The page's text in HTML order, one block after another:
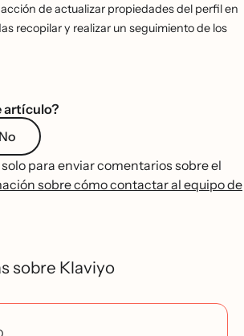
de actualizar propiedades del perfil en
recopilar y realizar un seguimiento de los
artículo?
No
para enviar comentarios sobre el
sobre cómo contactar al equipo de
sobre Klaviyo